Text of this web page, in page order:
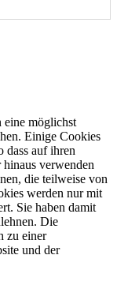
eine möglichst
Einige Cookies
dass auf ihren
verwenden
die teilweise von
werden nur mit
Sie haben damit
Die
zu einer
und der